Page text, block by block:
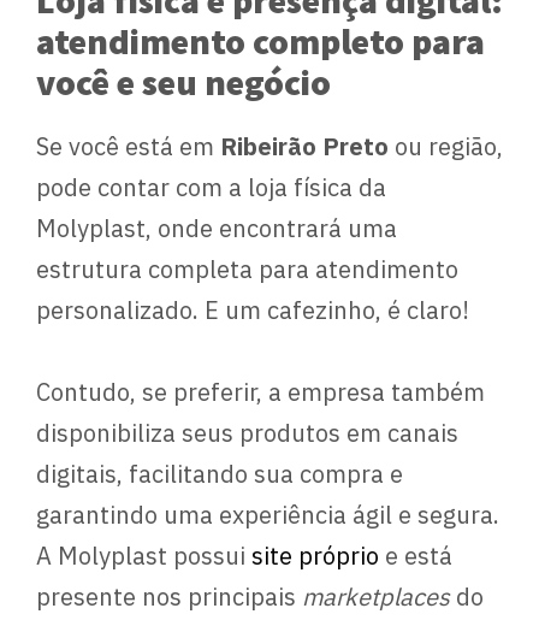
atendimento completo para
você e seu negócio
Se você está em Ribeirão Preto ou região,
pode contar com a loja física da
Molyplast, onde encontrará uma
estrutura completa para atendimento
personalizado. E um cafezinho, é claro!
Contudo, se preferir, a empresa também
disponibiliza seus produtos em canais
digitais, facilitando sua compra e
garantindo uma experiência ágil e segura.
A Molyplast possui site próprio e está
presente nos principais marketplacesdo